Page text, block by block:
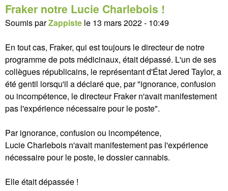
Fraker notre Lucie Charlebois !
Soumis parZappiste le 13 mars 2022 - 10:49
En tout cas, Fraker, qui est toujours le directeur de notre
programme de pots médicinaux, était dépassé. L'un de ses
collègues républicains, le représentant d'État Jered Taylor, a
été gentil lorsqu'il a déclaré que, par "ignorance, confusion
ou incompétence, le directeur Fraker n'avait manifestement
pas l'expérience nécessaire pour le poste".
Par ignorance, confusion ou incompétence,
Lucie Charlebois n'avait manifestement pas l'expérience
nécessaire pour le poste, le dossier cannabis.
Elle était dépassée !